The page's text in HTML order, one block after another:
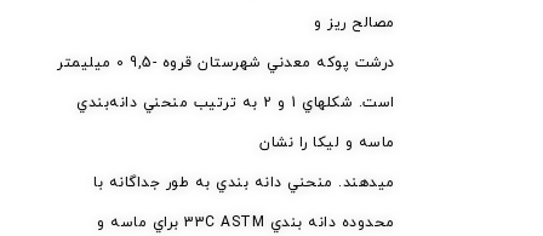
مصالح ريز و
درشت پوكه معدني شهرستان قروه -9,5 0 ميليمتر
است. شكلهاي 1 و 2 به ترتيب منحني دانه‌بندي
ماسه و ليكا را نشان
ميدهند. منحني دانه بندي به طور جداگانه با
محدوده دانه بندي 33C ASTM براي ماسه و